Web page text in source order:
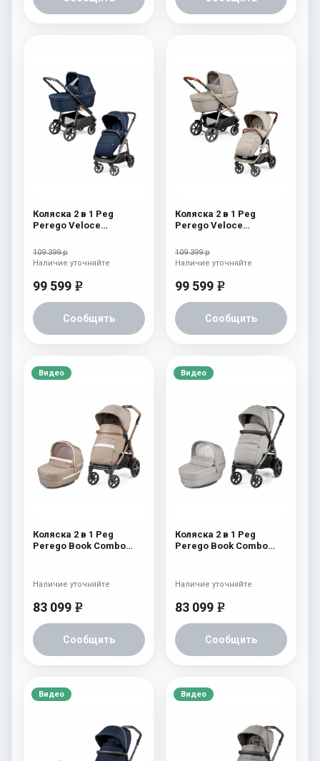
Коляска 2 в 1 Peg
Perego Veloce
109 399 р
99 599 e
Сообщить
Наличие уточняйте
Коляска 2 в 1 Peg
Perego Veloce
109 399 р
99 599 e
Сообщить
Наличие уточняйте
Видео
Коляска 2 в 1 Peg
Perego Book Combo
83 099 e
Сообщить
Наличие уточняйте
Видео
Коляска 2 в 1 Peg
Perego Book Combo
83 099 e
Сообщить
Наличие уточняйте
Видео Видео